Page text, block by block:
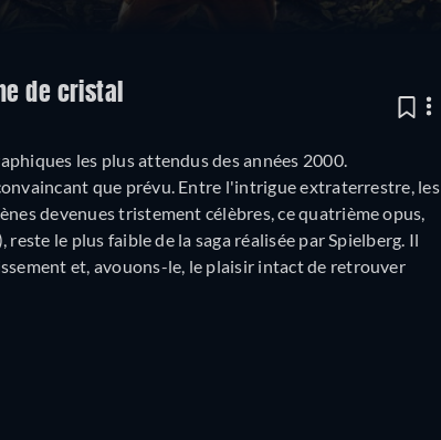
de cristal
les plus attendus des années 2000.
que prévu. Entre l'intrigue extraterrestre, les
devenues tristement célèbres, ce quatrième opus,
reste le plus faible de la saga réalisée par Spielberg. Il
et, avouons-le, le plaisir intact de retrouver